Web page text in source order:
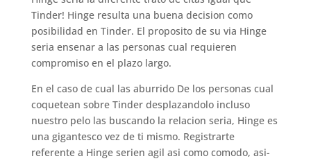
Tinder! Hinge resulta una buena decision como
posibilidad en Tinder. El proposito de su vi­a Hinge
seri­a ensenar a las personas cual requieren
compromiso en el plazo largo.
En el caso de cual las aburrido De los personas cual
coquetean sobre Tinder desplazandolo incluso
nuestro pelo las buscando la relacion seria, Hinge es
una gigantesco vez de ti mismo. Registrarte
referente a Hinge seri­en agil asi­ como comodo, asi­